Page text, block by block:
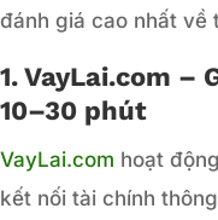
đánh giá cao nhất về
1. VayLai.com –
10–30 phút
VayLai.com hoạt
kết nối tài chính